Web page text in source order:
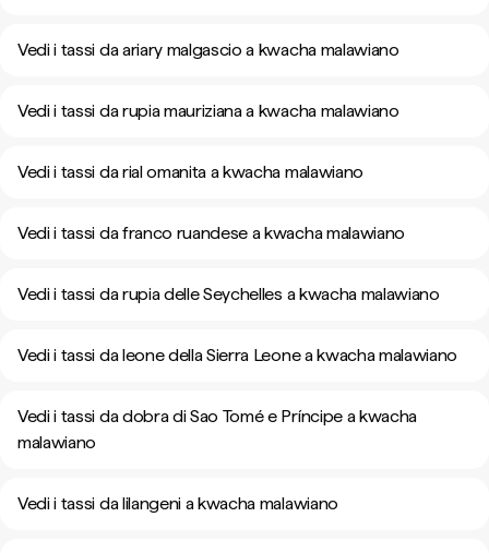
Vedi i tassi da ariary malgascio a kwacha malawiano
Vedi i tassi da rupia mauriziana a kwacha malawiano
Vedi i tassi da rial omanita a kwacha malawiano
Vedi i tassi da franco ruandese a kwacha malawiano
Vedi i tassi da rupia delle Seychelles a kwacha malawiano
Vedi i tassi da leone della Sierra Leone a kwacha malawiano
Vedi i tassi da dobra di Sao Tomé e Príncipe a kwacha
malawiano
Vedi i tassi da lilangeni a kwacha malawiano